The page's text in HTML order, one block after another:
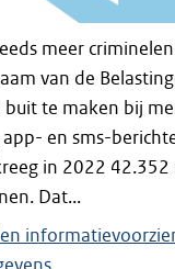
meer
van de
buit te maken bij
en sms-
in 2022
Dat...
en